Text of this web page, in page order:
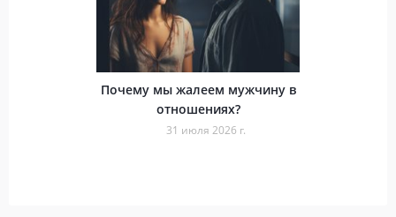
Почему мы жалеем мужчину в
отношениях?
31 июля 2026 г.